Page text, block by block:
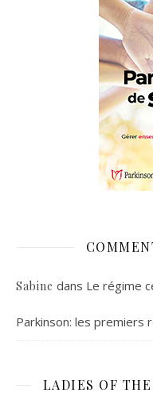
Sabine dans Le régime
Parkinson: les premiers
LADIES OF